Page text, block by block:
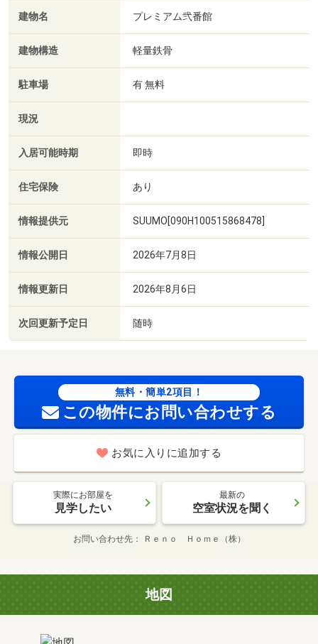
建物名 プレミアム弐番館
建物構造 軽量鉄骨
駐車場 有 無料
現況
入居可能時期 即時
住宅保険 あり
情報提供元 SUUMO[090H100515868478]
情報公開日 2026年7月8日
情報更新日 2026年8月6日
次回更新予定日 随時
無料・簡単2項目！
この物件にお問い合わせする
お気に入りに追加する
実際にお部屋を
見学したい
最新の
空室状況を聞く
お問い合わせ先 Ｒｅｎｏ Ｈｏｍｅ（株）
地図